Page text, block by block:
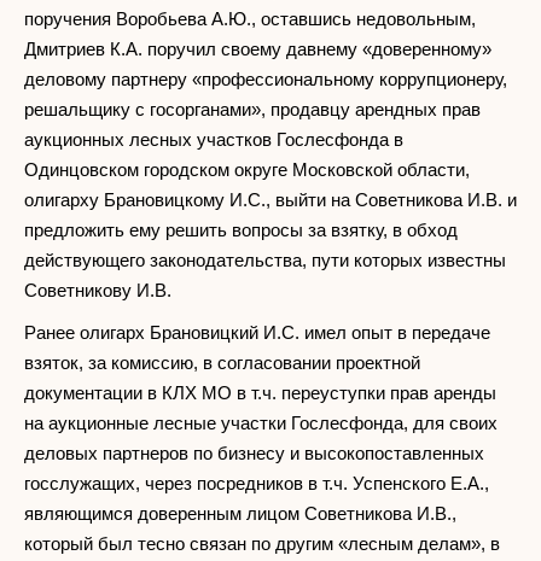
поручения Воробьева А.Ю., оставшись недовольным,
Дмитриев К.А. поручил своему давнему «доверенному»
деловому партнеру «профессиональному коррупционеру,
решальщику с госорганами», продавцу арендных прав
аукционных лесных участков Гослесфонда в
Одинцовском городском округе Московской области,
олигарху Брановицкому И.С., выйти на Советникова И.В. и
предложить ему решить вопросы за взятку, в обход
действующего законодательства, пути которых известны
Советникову И.В.
Ранее олигарх Брановицкий И.С. имел опыт в передаче
взяток, за комиссию, в согласовании проектной
документации в КЛХ МО в т.ч. переуступки прав аренды
на аукционные лесные участки Гослесфонда, для своих
деловых партнеров по бизнесу и высокопоставленных
госслужащих, через посредников в т.ч. Успенского Е.А.,
являющимся доверенным лицом Советникова И.В.,
который был тесно связан по другим «лесным делам», в